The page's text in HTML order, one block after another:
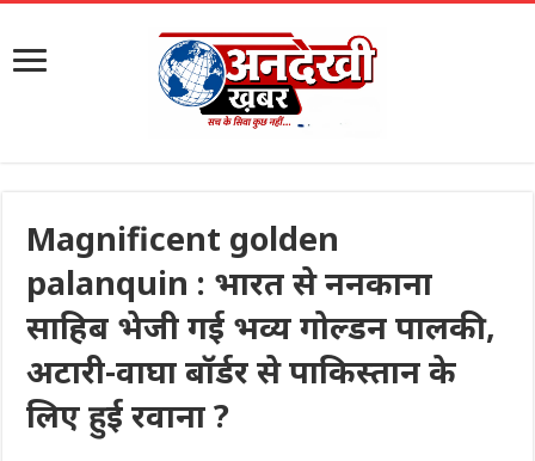
Magnificent golden
palanquin : भारत से ननकाना
साहिब भेजी गई भव्य गोल्डन पालकी,
अटारी-वाघा बॉर्डर से पाकिस्तान के
लिए हुई रवाना ?